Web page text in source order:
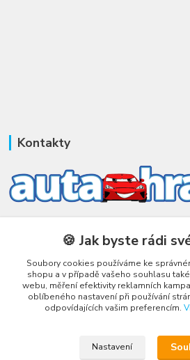
Kontakty
+420 775 231 066
honza@autahracky.cz
🍪 Jak byste rádi
Soubory cookies používáme ke
shopu a v případě vašeho souhlasu
webu, měření efektivity reklamních
oblíbeného nastavení při používání
odpovídajících vašim preferencím.
Nastavení